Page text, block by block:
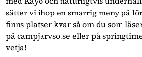
sätter vi ihop en smarrig meny på
finns platser kvar så om du som
på campjarvso.se eller på
vetja!